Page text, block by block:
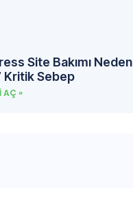
Site Bakımı Neden
Kritik Sebep
AÇ »